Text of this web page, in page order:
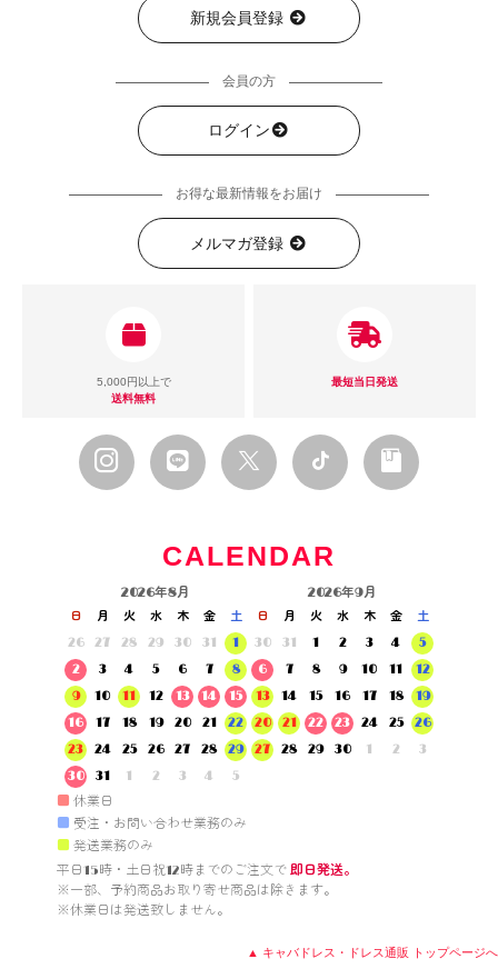
新規会員登録
会員の方
ログイン
お得な最新情報をお届け
メルマガ登録
5,000円以上で
送料無料
最短当日発送
CALENDAR
2026年8月
日 月 火 水 木 金
土
26
27 28 29 30 31
1
2
3 4 5 6 7
8
9
10 11 12 13 14
15
16
17 18 19 20 21
22
23
24 25 26 27 28
29
30
31 1 2 3 4 5
2026年9月
日 月 火 水 木 金
土
30
31 1 2 3 4
5
6
7 8 9 10 11
12
13
14 15 16 17 18
19
20
21 22 23 24 25
26
27
28 29 30 1 2 3
■ 休業日
■ 受注・お問い合わせ業務のみ
■ 発送業務のみ
平日15時・土日祝12時までのご注文で 即日発送。
※一部、予約商品お取り寄せ商品は除きます。
※休業日は発送致しません。
▲ キャバドレス・ドレス通販 トップページへ